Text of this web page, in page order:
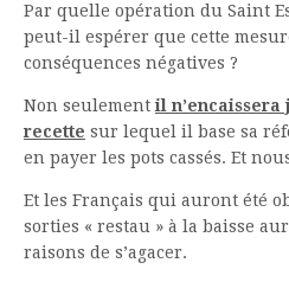
Par quelle opération du Saint
peut-il espérer que cette
conséquences négatives ?
Non seulementil n’encaissera
recette sur lequel il base sa
en payer les pots cassés. Et
Et les Français qui auront été
sorties « restau » à la baisse
raisons de s’agacer.